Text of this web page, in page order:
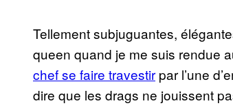
Tellement subjuguantes,
queen quand je me suis rendue
chef se faire travestir par l’une
dire que les drags ne jouissent